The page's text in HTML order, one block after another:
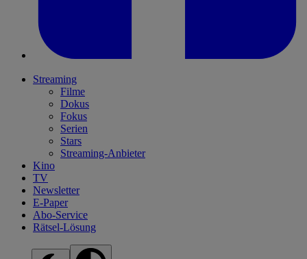
Streaming
Filme
Dokus
Fokus
Serien
Stars
Streaming-Anbieter
Kino
TV
Newsletter
E-Paper
Abo-Service
Rätsel-Lösung